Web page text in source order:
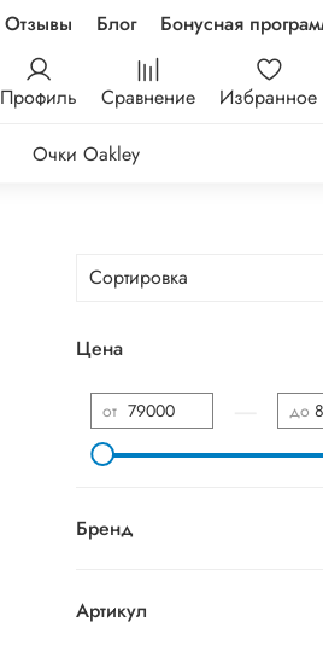
Отзывы Блог Бонусная
Профиль Сравнение Избранное
Очки Oakley
Цена
от до
Бренд
Артикул